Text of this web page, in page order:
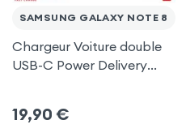
SAMSUNG GALAXY NOTE 8
Chargeur Voiture double
USB-C Power Delivery
19,90 €